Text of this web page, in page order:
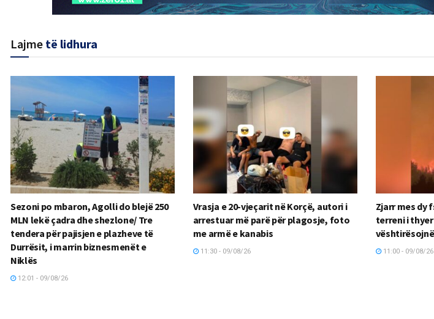
Lajme të lidhura
Sezoni po mbaron, Agolli do blejë 250
MLN lekë çadra dhe shezlone/ Tre
tendera për pajisjen e plazheve të
Durrësit, i marrin biznesmenët e
Niklës
12:01 - 09/08/26
Vrasja e 20-vjeçarit në Korçë, autori i
arrestuar më parë për plagosje, foto
me armë e kanabis
11:30 - 09/08/26
Zjarr mes dy
terreni i
11:00 - 09/08/26